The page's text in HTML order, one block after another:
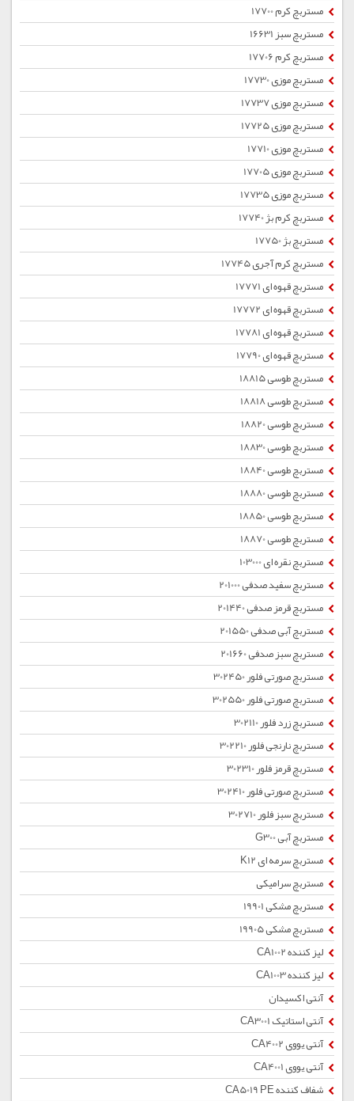
مستربچ کرم 17700
مستربچ سبز 16631
مستربچ کرم 17706
مستربچ موزی 17730
مستربچ موزی 17737
مستربچ موزی 17725
مستربچ موزی 17710
مستربچ موزی 17705
مستربچ موزی 17735
مستربچ کرم بژ 17740
مستربچ بژ 17750
مستربچ کرم آجری 17745
مستربچ قهوه ای 17771
مستربچ قهوه ای 17772
مستربچ قهوه ای 17781
مستربچ قهوه ای 17790
مستربچ طوسی 18815
مستربچ طوسی 18818
مستربچ طوسی 18820
مستربچ طوسی 18830
مستربچ طوسی 18840
مستربچ طوسی 18880
مستربچ طوسی 18850
مستربچ طوسی 18870
مستربچ نقره ای 103000
مستربچ سفید صدفی 201000
مستربچ قرمز صدفی 201440
مستربچ آبی صدفی 201550
مستربچ سبز صدفی 201660
مستربچ صورتی فلور 302450
مستربچ صورتی فلور 302550
مستربچ زرد فلور 302110
مستربچ نارنجی فلور 302210
مستربچ قرمز فلور 302310
مستربچ صورتی فلور 302410
مستربچ سبز فلور 302710
مستربچ آبی G300
مستربچ سرمه ای K12
مستربچ سرامیکی
مستربچ مشکی 19901
مستربچ مشکی 19905
لیز کننده CA1002
لیز کننده CA1003
آنتی اکسیدان
آنتی استاتیک CA3001
آنتی یووی CA4002
آنتی یووی CA4001
شفاف کننده CA5019 PE